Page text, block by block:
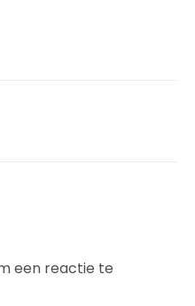
een reactie te